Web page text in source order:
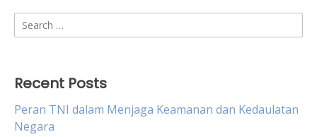
Search
for:
Recent Posts
Peran TNI dalam Menjaga Keamanan dan Kedaulatan
Negara